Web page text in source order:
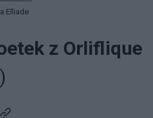
Elliade
z Orliflique